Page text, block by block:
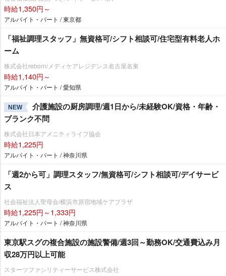
時給1,350円～
アルバイト・パート / 東京都
「福祉調理スタッフ」無資格可/シフト相談可/住宅型有料老人ホ
ーム
株式会社reborn/メディケアレジデンス名古屋名東
時給1,140円～
アルバイト・パート / 愛知県
NEW
介護施設の厨房調理/週1日から/未経験OK/資格・年齢・
ブランク不問
株式会社日本アメニティライフ協会
時給1,225円
アルバイト・パート / 神奈川県
「週2から可」調理スタッフ/無資格可/シフト相談可/デイサービ
ス
社会福祉法人聖母会/横浜市原宿地域ケアプラザ
時給1,225円～1,333円
アルバイト・パート / 神奈川県
東京駅スグの複合施設の施設警備/週3回～勤務OK/交通費込み月
収28万円以上可能
スターツファシリティーサービス株式会社